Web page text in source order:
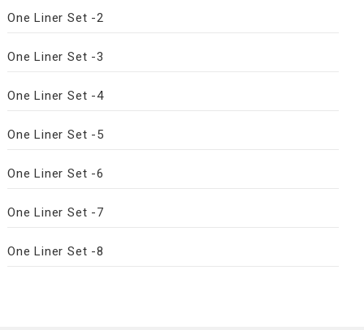
One Liner Set -2
One Liner Set -3
One Liner Set -4
One Liner Set -5
One Liner Set -6
One Liner Set -7
One Liner Set -8